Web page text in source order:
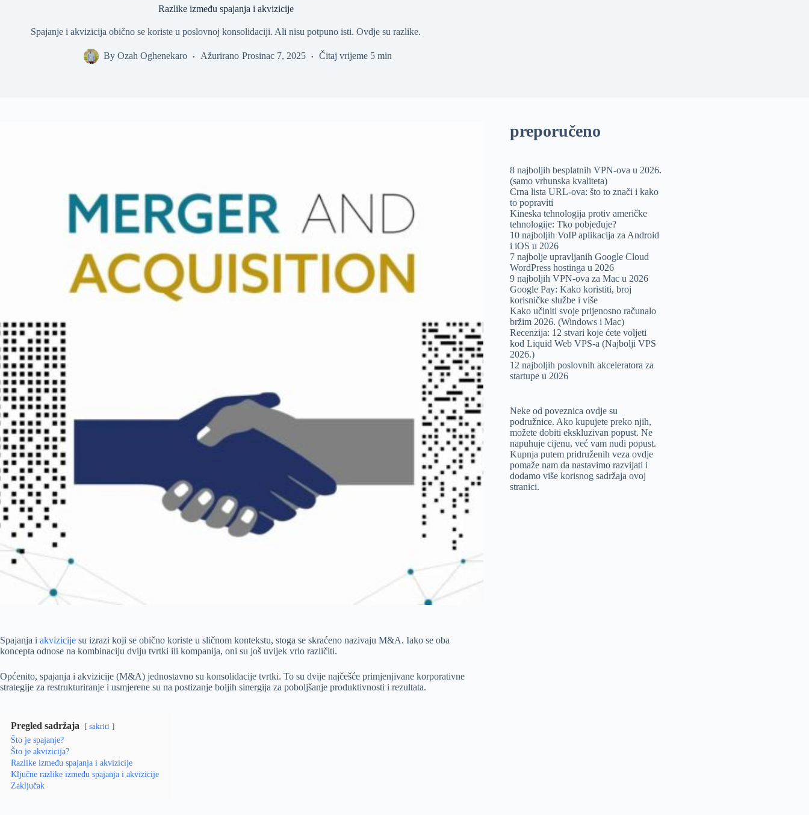
Razlike između spajanja i akvizicije
Spajanje i akvizicija obično se koriste u poslovnoj konsolidaciji. Ali nisu potpuno isti. Ovdje su razlike.
By Ozah Oghenekaro Ažurirano Prosinac 7, 2025 Čitaj vrijeme 5 min
Spajanja i akvizicije su izrazi koji se obično koriste u sličnom kontekstu, stoga se skraćeno nazivaju M&A. Iako se oba
koncepta odnose na kombinaciju dviju tvrtki ili kompanija, oni su još uvijek vrlo različiti.
Općenito, spajanja i akvizicije (M&A) jednostavno su konsolidacije tvrtki. To su dvije najčešće primjenjivane korporativne
strategije za restrukturiranje i usmjerene su na postizanje boljih sinergija za poboljšanje produktivnosti i rezultata.
Pregled sadržaja sakriti
Što je spajanje?
Što je akvizicija?
Razlike između spajanja i akvizicije
Ključne razlike između spajanja i akvizicije
Zaključak
preporučeno
8 najboljih besplatnih VPN-ova u 2026.
(samo vrhunska kvaliteta)
Crna lista URL-ova: što to znači i kako
to popraviti
Kineska tehnologija protiv američke
tehnologije: Tko pobjeđuje?
10 najboljih VoIP aplikacija za Android
i iOS u 2026
7 najbolje upravljanih Google Cloud
WordPress hostinga u 2026
9 najboljih VPN-ova za Mac u 2026
Google Pay: Kako koristiti, broj
korisničke službe i više
Kako učiniti svoje prijenosno računalo
bržim 2026. (Windows i Mac)
Recenzija: 12 stvari koje ćete voljeti
kod Liquid Web VPS-a (Najbolji VPS
2026.)
12 najboljih poslovnih akceleratora za
startupe u 2026
Neke od poveznica ovdje su
podružnice. Ako kupujete preko njih,
možete dobiti ekskluzivan popust. Ne
napuhuje cijenu, već vam nudi popust.
Kupnja putem pridruženih veza ovdje
pomaže nam da nastavimo razvijati i
dodamo više korisnog sadržaja ovoj
stranici.